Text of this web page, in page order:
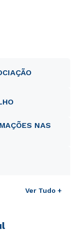
NAS
Ver Tudo +